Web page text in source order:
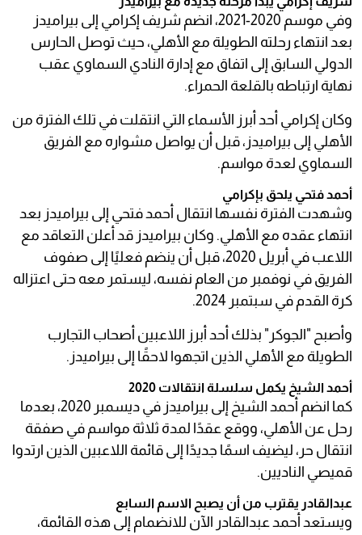
وفي موسم 2020-2021، انضم شريف إكرامي إلى بيراميدز
بعد انتهاء رحلته الطويلة مع الأهلي، حيث توصل الحارس
الدولي السابق إلى اتفاق مع إدارة النادي السماوي عقب
نهاية ارتباطه بالقلعة الحمراء.
وكان إكرامي أحد أبرز الأسماء التي انتقلت في تلك الفترة من
الأهلي إلى بيراميدز، قبل أن يواصل مشواره مع الفريق
السماوي لعدة مواسم.
أحمد فتحي يلحق بإكرامي
وشهدت الفترة نفسها انتقال أحمد فتحي إلى بيراميدز بعد
انتهاء عقده مع الأهلي. وكان بيراميدز قد أعلن التعاقد مع
اللاعب في أبريل 2020، قبل أن ينضم فعليًا إلى صفوف
الفريق في نوفمبر من العام نفسه، ليستمر معه حتى اعتزاله
كرة القدم في سبتمبر 2024.
وأصبح "الجوكر" بذلك أحد أبرز اللاعبين أصحاب التجارب
الطويلة مع الأهلي الذين اتجهوا لاحقًا إلى بيراميدز.
أحمد الشيخ يكمل سلسلة انتقالات 2020
كما انضم أحمد الشيخ إلى بيراميدز في ديسمبر 2020، بعدما
رحل عن الأهلي، ووقع عقدًا لمدة ثلاثة مواسم في صفقة
انتقال حر، ليضيف اسمًا جديدًا إلى قائمة اللاعبين الذين ارتدوا
قميصي الناديين.
عبدالقادر يقترب من أن يصبح الاسم السابع
ويستعد أحمد عبدالقادر الآن للانضمام إلى هذه القائمة،